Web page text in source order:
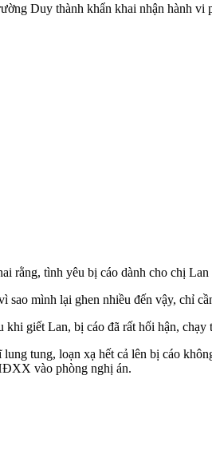
Duy thành khẩn khai nhận hành
rằng, tình yêu bị cáo dành cho chị
sao mình lại ghen nhiều đến vậy, chỉ
khi giết Lan, bị cáo đã rất hối hận,
tung, loạn xạ hết cả lên bị cáo
vào phòng nghị án.